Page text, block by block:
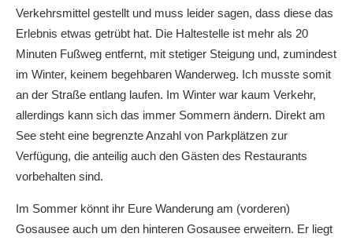
Verkehrsmittel gestellt und muss leider sagen, dass diese das
Erlebnis etwas getrübt hat. Die Haltestelle ist mehr als 20
Minuten Fußweg entfernt, mit stetiger Steigung und, zumindest
im Winter, keinem begehbaren Wanderweg. Ich musste somit
an der Straße entlang laufen. Im Winter war kaum Verkehr,
allerdings kann sich das immer Sommern ändern. Direkt am
See steht eine begrenzte Anzahl von Parkplätzen zur
Verfügung, die anteilig auch den Gästen des Restaurants
vorbehalten sind.
Im Sommer könnt ihr Eure Wanderung am (vorderen)
Gosausee auch um den hinteren Gosausee erweitern. Er liegt